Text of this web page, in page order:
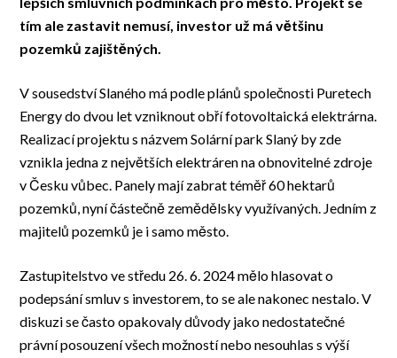
tím ale zastavit nemusí, investor už má většinu
pozemků zajištěných.
V sousedství Slaného má podle plánů společnosti Puretech
Energy do dvou let vzniknout obří fotovoltaická elektrárna.
Realizací projektu s názvem Solární park Slaný by zde
vznikla jedna z největších elektráren na obnovitelné zdroje
v Česku vůbec. Panely mají zabrat téměř 60 hektarů
pozemků, nyní částečně zemědělsky využívaných. Jedním z
majitelů pozemků je i samo město.
Zastupitelstvo ve středu 26. 6. 2024 mělo hlasovat o
podepsání smluv s investorem, to se ale nakonec nestalo. V
diskuzi se často opakovaly důvody jako nedostatečné
právní posouzení všech možností nebo nesouhlas s výší